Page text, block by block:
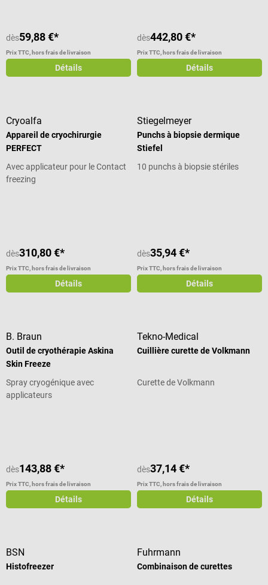
dès59,88 €*
Prix TTC, hors frais de livraison
Détails
dès442,80 €*
Prix TTC, hors frais de livraison
Détails
Cryoalfa
Appareil de cryochirurgie
PERFECT
Avec applicateur pour le Contact
freezing
dès310,80 €*
Prix TTC, hors frais de livraison
Détails
Stiegelmeyer
Punchs à biopsie dermique
Stiefel
10 punchs à biopsie stériles
dès35,94 €*
Prix TTC, hors frais de livraison
Détails
B. Braun
Outil de cryothérapie Askina
Skin Freeze
Spray cryogénique avec
applicateurs
dès143,88 €*
Prix TTC, hors frais de livraison
Détails
Tekno-Medical
Cuillière curette de Volkmann
Curette de Volkmann
dès37,14 €*
Prix TTC, hors frais de livraison
Détails
BSN
Histofreezer
Fuhrmann
Combinaison de curettes